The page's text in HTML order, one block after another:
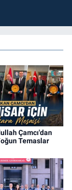
Çamcı'dan
Temaslar